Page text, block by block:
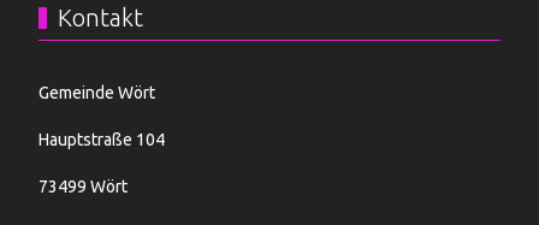
Kontakt
Gemeinde Wört
Hauptstraße 104
73499 Wört